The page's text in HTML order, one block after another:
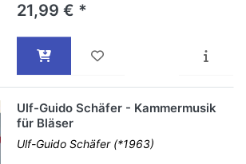
21,99 € *
Ulf-Guido Schäfer - Kammermusik
für Bläser
Ulf-Guido Schäfer (*1963)